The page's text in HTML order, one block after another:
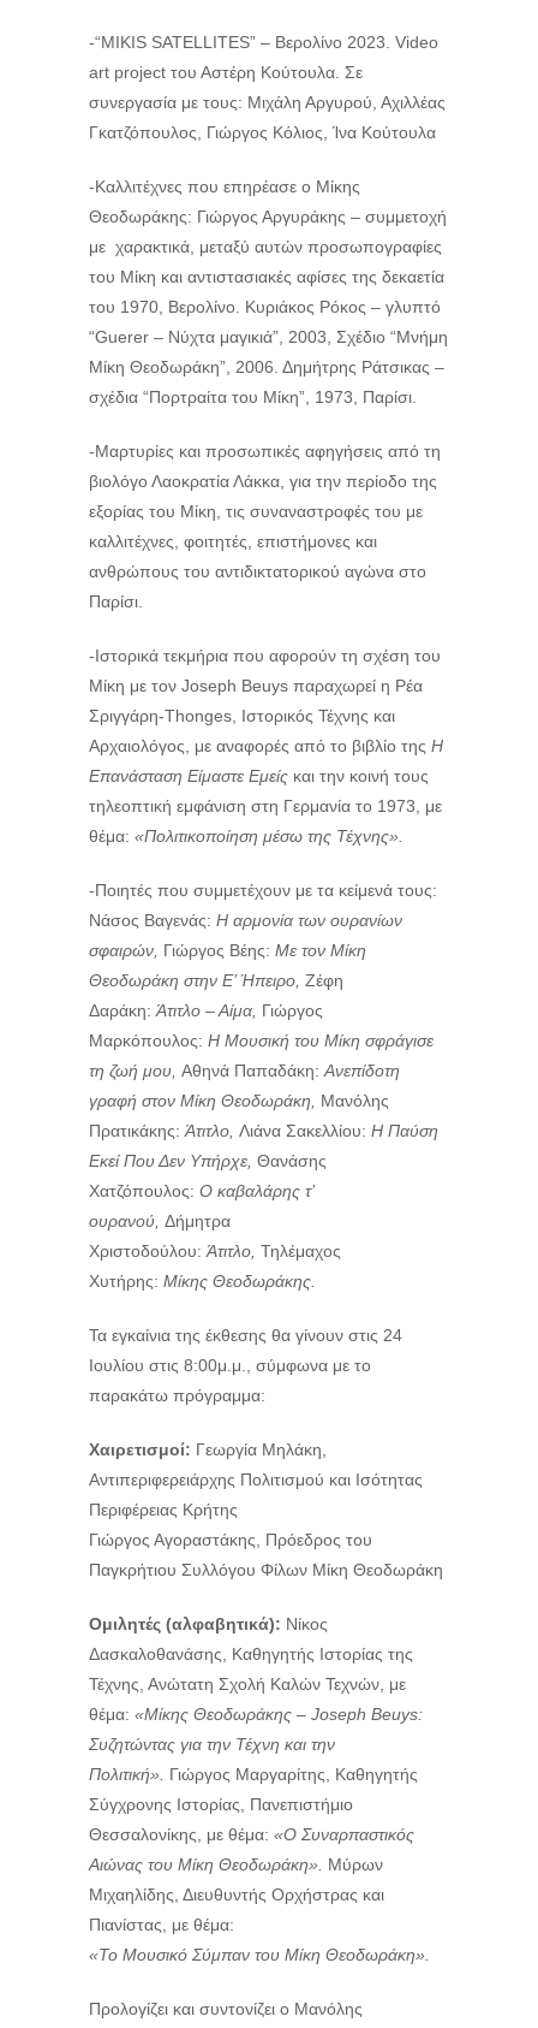
-“MIKIS SATELLITES” – Βερολίνο 2023. Video
art project του Αστέρη Κούτουλα. Σε
συνεργασία με τους: Μιχάλη Αργυρού, Αχιλλέας
Γκατζόπουλος, Γιώργος Κόλιος, Ίνα Κούτουλα
-Καλλιτέχνες που επηρέασε ο Μίκης
Θεοδωράκης: Γιώργος Αργυράκης – συμμετοχή
με χαρακτικά, μεταξύ αυτών προσωπογραφίες
του Μίκη και αντιστασιακές αφίσες της δεκαετία
του 1970, Βερολίνο. Κυριάκος Ρόκος – γλυπτό
“Guerer – Νύχτα μαγικιά”, 2003, Σχέδιο “Μνήμη
Μίκη Θεοδωράκη”, 2006. Δημήτρης Ράτσικας –
σχέδια “Πορτραίτα του Μίκη”, 1973, Παρίσι.
-Μαρτυρίες και προσωπικές αφηγήσεις από τη
βιολόγο Λαοκρατία Λάκκα, για την περίοδο της
εξορίας του Μίκη, τις συναναστροφές του με
καλλιτέχνες, φοιτητές, επιστήμονες και
ανθρώπους του αντιδικτατορικού αγώνα στο
Παρίσι.
-Ιστορικά τεκμήρια που αφορούν τη σχέση του
Μίκη με τον Joseph Beuys παραχωρεί η Ρέα
Σριγγάρη-Thonges, Ιστορικός Τέχνης και
Αρχαιολόγος, με αναφορές από το βιβλίο της Η
Επανάσταση Είμαστε Εμείς και την κοινή τους
τηλεοπτική εμφάνιση στη Γερμανία το 1973, με
θέμα: «Πολιτικοποίηση μέσω της Τέχνης».
-Ποιητές που συμμετέχουν με τα κείμενά τους:
Νάσος Βαγενάς: Η αρμονία των ουρανίων
σφαιρών, Γιώργος Βέης: Με τον Μίκη
Θεοδωράκη στην Ε’ Ήπειρο, Ζέφη
Δαράκη: Άτιτλο – Αίμα, Γιώργος
Μαρκόπουλος: Η Μουσική του Μίκη σφράγισε
τη ζωή μου, Αθηνά Παπαδάκη: Ανεπίδοτη
γραφή στον Μίκη Θεοδωράκη, Μανόλης
Πρατικάκης: Άτιτλο, Λιάνα Σακελλίου: Η Παύση
Εκεί Που Δεν Υπήρχε, Θανάσης
Χατζόπουλος: Ο καβαλάρης τ’
ουρανού, Δήμητρα
Χριστοδούλου: Άτιτλο, Τηλέμαχος
Χυτήρης: Μίκης Θεοδωράκης.
Τα εγκαίνια της έκθεσης θα γίνουν στις 24
Ιουλίου στις 8:00μ.μ., σύμφωνα με το
παρακάτω πρόγραμμα:
Χαιρετισμοί: Γεωργία Μηλάκη,
Αντιπεριφερειάρχης Πολιτισμού και Ισότητας
Περιφέρειας Κρήτης
Γιώργος Αγοραστάκης, Πρόεδρος του
Παγκρήτιου Συλλόγου Φίλων Μίκη Θεοδωράκη
Ομιλητές (αλφαβητικά): Νίκος
Δασκαλοθανάσης, Καθηγητής Ιστορίας της
Τέχνης, Ανώτατη Σχολή Καλών Τεχνών, με
θέμα: «Μίκης Θεοδωράκης – Joseph Beuys:
Συζητώντας για την Τέχνη και την
Πολιτική». Γιώργος Μαργαρίτης, Καθηγητής
Σύγχρονης Ιστορίας, Πανεπιστήμιο
Θεσσαλονίκης, με θέμα: «Ο Συναρπαστικός
Αιώνας του Μίκη Θεοδωράκη». Μύρων
Μιχαηλίδης, Διευθυντής Ορχήστρας και
Πιανίστας, με θέμα:
«Το Μουσικό Σύμπαν του Μίκη Θεοδωράκη».
Προλογίζει και συντονίζει ο Μανόλης